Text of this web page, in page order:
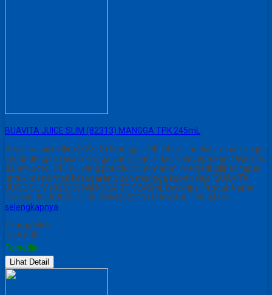
BUAVITA JUICE SLIM (82313) MANGGA TPK 245mL
Buavita Juice Slim (82313) Mangga TPK 245mL adalah minuman jus
segar dengan rasa mangga yang manis dan menyegarkan. Dikemas
dalam botol 245mL yang praktis, minuman ini menjadi pilihan tepat
untuk menikmati kesegaran buah mangga kapan saja. BUAVITA
JUICE SLIM (82313) MANGGA TPK 245mL Deskripsi Produk Nama
Produk : BUAVITA JUICE SLIM (82313) MANGGA TPK 245mL…
selengkapnya
*Harga Mulai
Rp 8.500
Tersedia
Lihat Detail